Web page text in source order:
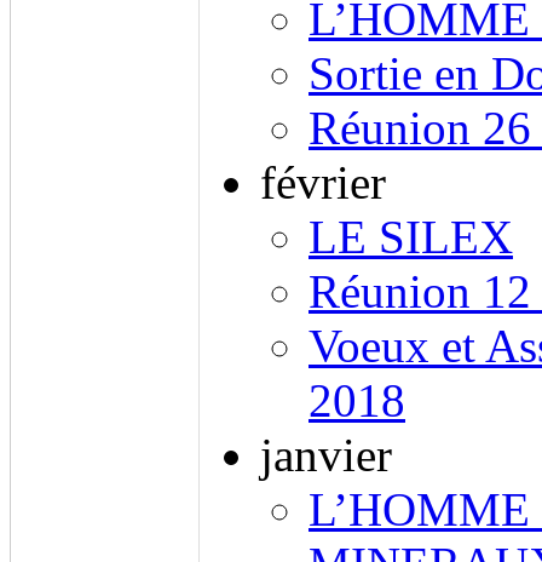
Sortie en
Réunion
février
LE SILEX
Réunion
Voeux et
2018
janvier